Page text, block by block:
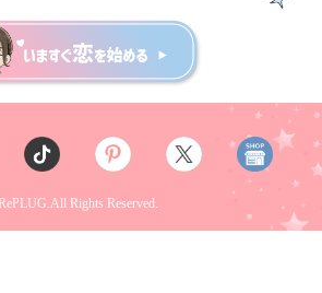
RePLUG.All Rights Reserved.